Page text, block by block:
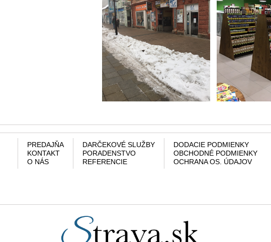
PREDAJŇA
KONTAKT
O NÁS
DARČEKOVÉ SLUŽBY
PORADENSTVO
REFERENCIE
DODACIE PODMIENKY
OBCHODNÉ PODMIENKY
OCHRANA OS. ÚDAJOV